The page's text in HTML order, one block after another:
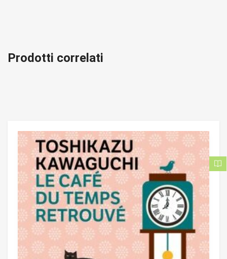
Prodotti correlati